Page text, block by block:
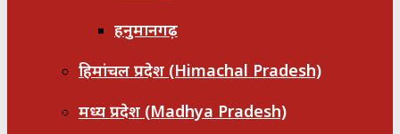
हनुमानगढ़
हिमांचल प्रदेश (Himachal Pradesh)
मध्य प्रदेश (Madhya Pradesh)